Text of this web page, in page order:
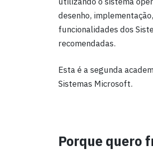
desenho,
funcionalidades dos
recomendadas.
Esta é a segunda
Sistemas Microsoft.
Porque quero